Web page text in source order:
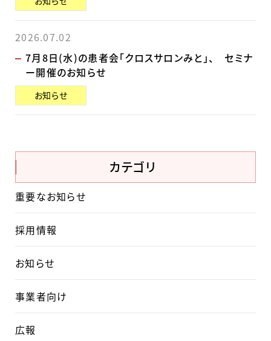
2026.07.02
7月8日(水)の患者会「クロスサロンみと」、 セミナ
ー開催のお知らせ
お知らせ
カテゴリ
重要なお知らせ
採用情報
お知らせ
事業者向け
広報